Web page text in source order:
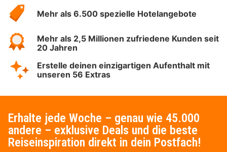
Mehr als 6.500 spezielle Hotelangebote
Mehr als 2,5 Millionen zufriedene Kunden seit
20 Jahren
Erstelle deinen einzigartigen Aufenthalt mit
unseren 56 Extras
Erhalte jede Woche – genau wie 45.000
andere – exklusive Deals und die beste
Reiseinspiration direkt in dein Postfach!